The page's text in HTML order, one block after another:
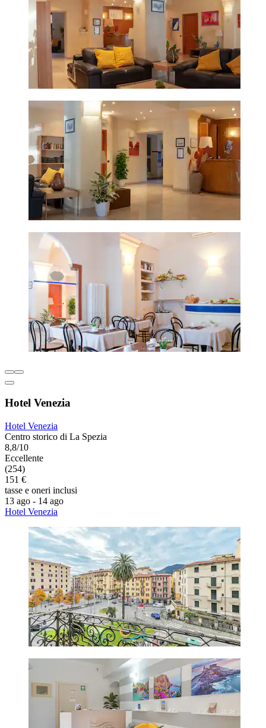
Hotel Venezia
Hotel Venezia
Centro storico di La Spezia
8,8/10
Eccellente
(254)
151 €
tasse e oneri inclusi
13 ago - 14 ago
Hotel Venezia